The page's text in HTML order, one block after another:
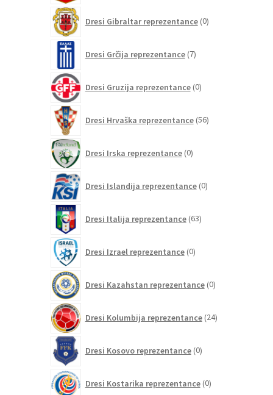
Dresi Gibraltar reprezentance 0izdelkov
Dresi Grčija reprezentance 7izdelkov
Dresi Gruzija reprezentance 0izdelkov
Dresi Hrvaška reprezentance 56izdelkov
Dresi Irska reprezentance 0izdelkov
Dresi Islandija reprezentance 0izdelkov
Dresi Italija reprezentance 63izdelkov
Dresi Izrael reprezentance 0izdelkov
Dresi Kazahstan reprezentance 0izdelkov
Dresi Kolumbija reprezentance 24izdelkov
Dresi Kosovo reprezentance 0izdelkov
Dresi Kostarika reprezentance 0izdelkov